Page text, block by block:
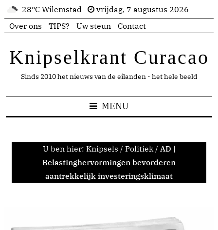
28°C Wilemstad
vrijdag, 7 augustus 2026
Over ons
TIPS? Uw steun Contact
Knipselkrant Curacao
Sinds 2010 het nieuws van de eilanden - het hele beeld
MENU
U ben hier: Knipsels / Politiek / AD |
Belastinghervormingen bevorderen
aantrekkelijk investeringsklimaat